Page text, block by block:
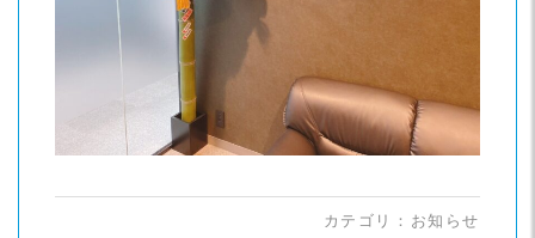
カテゴリ： お知らせ